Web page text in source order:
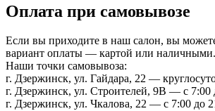
Оплата при самовывозе
Если вы приходите в наш салон, вы
вариант оплаты — картой или наличными.
Наши точки самовывоза:
г. Дзержинск, ул. Гайдара, 22 —
г. Дзержинск, ул. Строителей, 9В — с 7:00
г. Дзержинск, ул. Чкалова, 22 — с 7:00 до